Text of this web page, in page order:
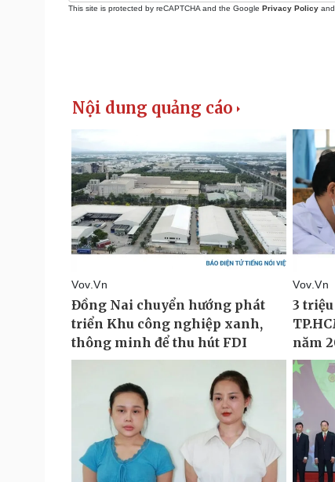
This site is protected by reCAPTCHA and the Google Privacy Policy and